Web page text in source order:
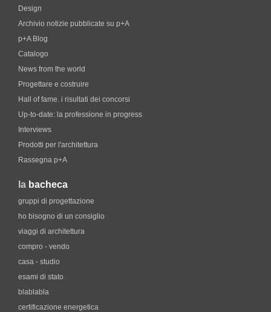
Design
Archivio notizie pubblicate su p+A
p+A Blog
Catalogo
News from the world
Progettare e costruire
Hall of fame. i risultati dei concorsi
Up-to-date: la professione in progress
Interviews
Prodotti per l'architettura
Rassegna p+A
la bacheca
gruppi di progettazione
ho bisogno di un consiglio
viaggi di architettura
compro - vendo
casa - studio
esami di stato
blablabla
certificazione energetica